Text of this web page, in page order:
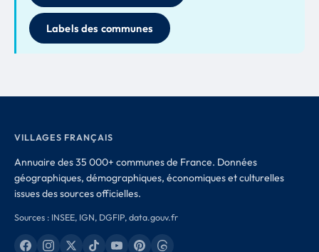
Labels des communes
VILLAGES FRANÇAIS
Annuaire des 35 000+ communes de France. Données
géographiques, démographiques, économiques et culturelles
issues des sources officielles.
Sources : INSEE, IGN, DGFIP, data.gouv.fr